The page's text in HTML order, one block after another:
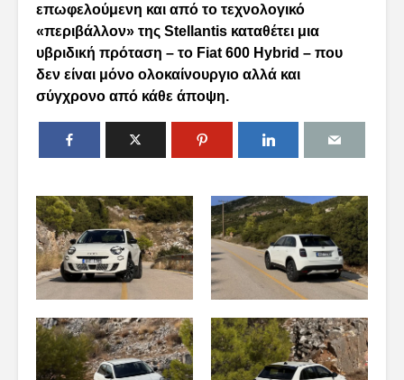
επωφελούμενη και από το τεχνολογικό
«περιβάλλον» της Stellantis καταθέτει μια
υβριδική πρόταση – το Fiat 600 Hybrid – που
δεν είναι μόνο ολοκαίνουργιο αλλά και
σύγχρονο από κάθε άποψη.